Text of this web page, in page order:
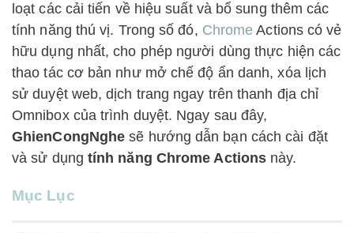
loạt các cải tiến về hiệu suất và bổ sung thêm các
tính năng thú vị. Trong số đó, Chrome Actions có vẻ
hữu dụng nhất, cho phép người dùng thực hiện các
thao tác cơ bản như mở chế độ ẩn danh, xóa lịch
sử duyệt web, dịch trang ngay trên thanh địa chỉ
Omnibox của trình duyệt. Ngay sau đây,
GhienCongNghe sẽ hướng dẫn bạn cách cài đặt
và sử dụng tính năng Chrome Actions này.
Mục Lục